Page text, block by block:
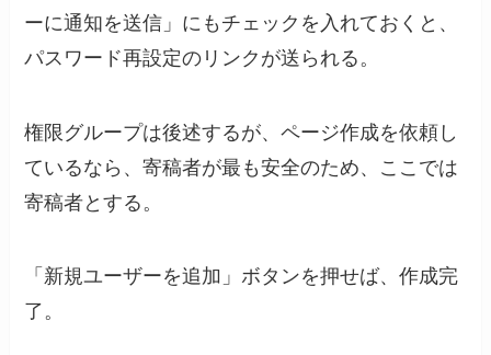
ーに通知を送信」にもチェックを入れておくと、
パスワード再設定のリンクが送られる。
権限グループは後述するが、ページ作成を依頼し
ているなら、寄稿者が最も安全のため、ここでは
寄稿者とする。
「新規ユーザーを追加」ボタンを押せば、作成完
了。